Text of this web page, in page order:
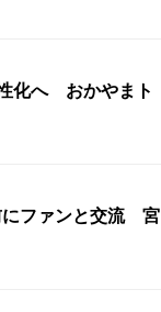
化へ おかやまト
にファンと交流 宮